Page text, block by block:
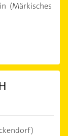
(Märkisches